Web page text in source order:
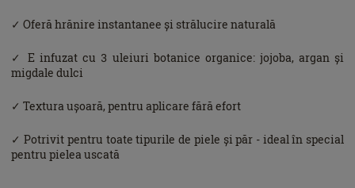
✓ Oferă hrănire instantanee și strălucire naturală
✓ E infuzat cu 3 uleiuri botanice organice: jojoba, argan și
migdale dulci
✓ Textura ușoară, pentru aplicare fără efort
✓ Potrivit pentru toate tipurile de piele și păr - ideal în special
pentru pielea uscată